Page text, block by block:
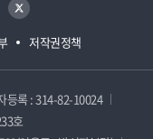
저작권정책
등록 : 314-82-10024
호